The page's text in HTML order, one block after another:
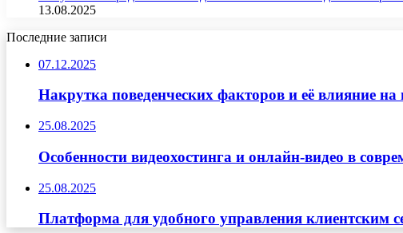
13.08.2025
Последние записи
07.12.2025
Накрутка поведенческих факторов и её влияние
25.08.2025
Особенности видеохостинга и онлайн-видео в
25.08.2025
Платформа для удобного управления клиентским